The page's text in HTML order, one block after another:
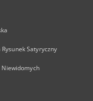
Satyryczny